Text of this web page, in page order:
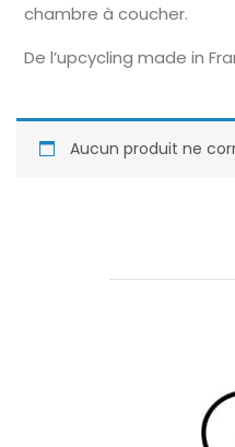
chambre à coucher.
De l’upcycling made in
Aucun produit ne